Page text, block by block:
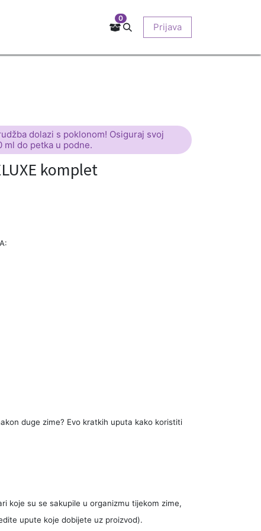
Prodajna mjesta EU-projekti
0
Prijava
dolazi s poklonom! Osiguraj svoj
ml do petka u podne.
komplet
duge zime? Evo kratkih uputa kako koristiti
koje su se sakupile u organizmu tijekom zime,
upute koje dobijete uz proizvod).